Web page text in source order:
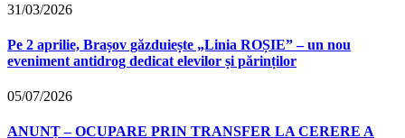
31/03/2026
Pe 2 aprilie, Brașov găzduiește „Linia ROȘIE” – un nou
eveniment antidrog dedicat elevilor și părinților
05/07/2026
ANUNȚ – OCUPARE PRIN TRANSFER LA CERERE A